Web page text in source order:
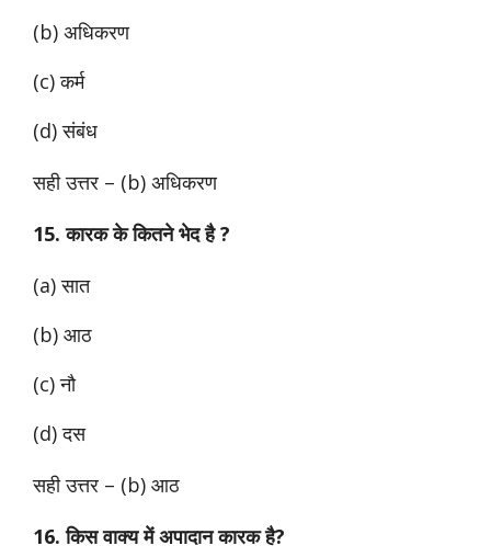
(b) अधिकरण
(c) कर्म
(d) संबंध
सही उत्तर – (b) अधिकरण
15. कारक के कितने भेद है ?
(a) सात
(b) आठ
(c) नौ
(d) दस
सही उत्तर – (b) आठ
16. किस वाक्य में अपादान कारक है?